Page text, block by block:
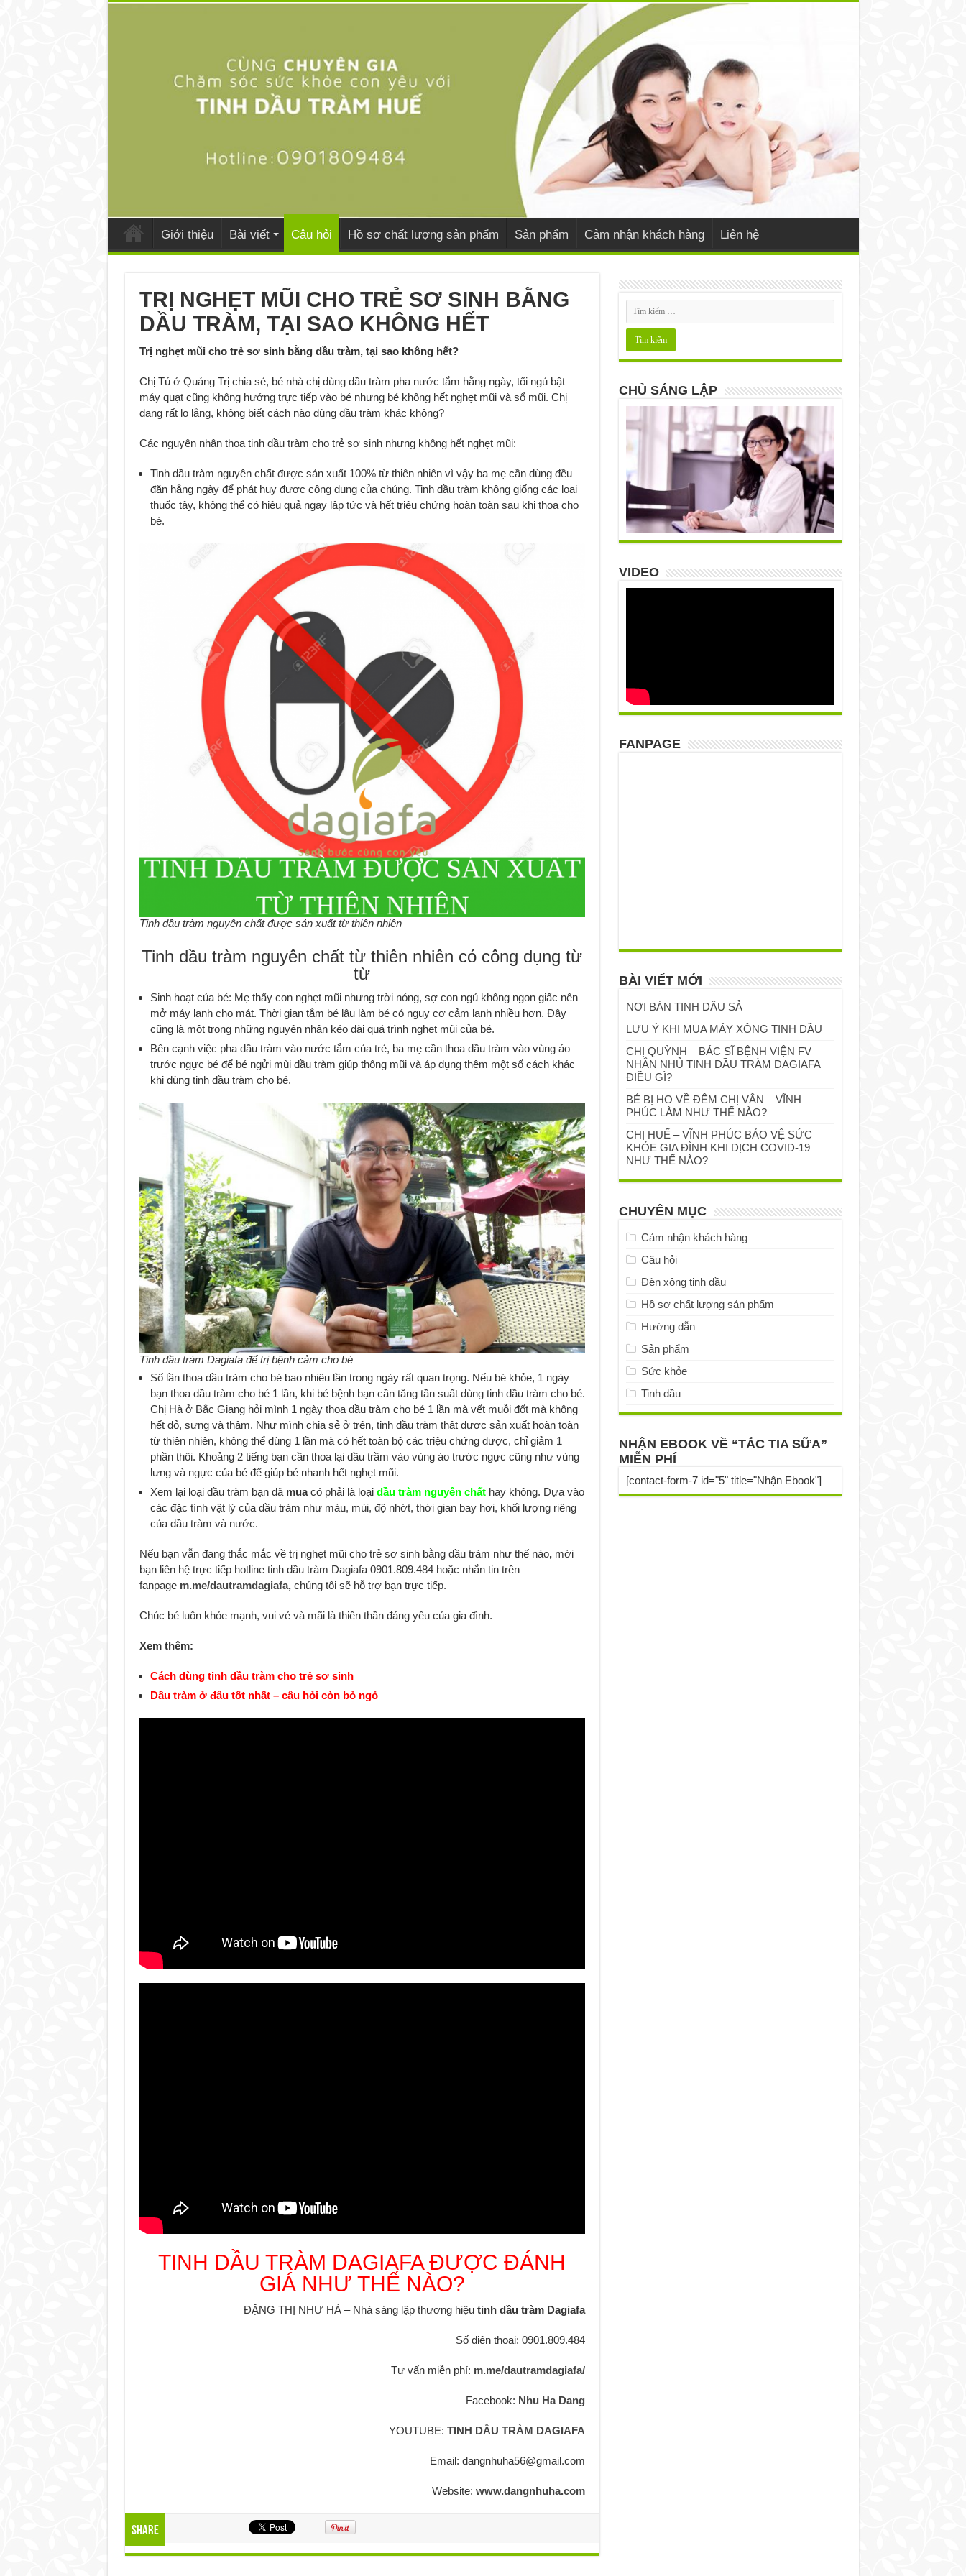
Giới thiệu Bài viết Câu hỏi Hồ sơ chất lượng sản phẩm Sản phẩm Cảm nhận khách hàng Liên hệ
TRỊ NGHẸT MŨI CHO TRẺ SƠ SINH BẰNG
DẦU TRÀM, TẠI SAO KHÔNG HẾT
Trị nghẹt mũi cho trẻ sơ sinh bằng dầu tràm, tại sao không hết?
Chị Tú ở Quảng Trị chia sẻ, bé nhà chị dùng dầu tràm pha nước tắm hằng ngày, tối ngủ bật
máy quạt cũng không hướng trực tiếp vào bé nhưng bé không hết nghẹt mũi và sổ mũi. Chị
đang rất lo lắng, không biết cách nào dùng dầu tràm khác không?
Các nguyên nhân thoa tinh dầu tràm cho trẻ sơ sinh nhưng không hết nghẹt mũi:
Tinh dầu tràm nguyên chất được sản xuất 100% từ thiên nhiên vì vậy ba mẹ cần dùng đều
đặn hằng ngày để phát huy được công dụng của chúng. Tinh dầu tràm không giống các loại
thuốc tây, không thể có hiệu quả ngay lập tức và hết triệu chứng hoàn toàn sau khi thoa cho
bé.
Tinh dầu tràm nguyên chất được sản xuất từ thiên nhiên
Tinh dầu tràm nguyên chất từ thiên nhiên có công dụng từ
từ
Sinh hoạt của bé: Mẹ thấy con nghẹt mũi nhưng trời nóng, sợ con ngủ không ngon giấc nên
mở máy lạnh cho mát. Thời gian tắm bé lâu làm bé có nguy cơ cảm lạnh nhiều hơn. Đây
cũng là một trong những nguyên nhân kéo dài quá trình nghẹt mũi của bé.
Bên cạnh việc pha dầu tràm vào nước tắm của trẻ, ba mẹ cần thoa dầu tràm vào vùng áo
trước ngực bé để bé ngửi mùi dầu tràm giúp thông mũi và áp dụng thêm một số cách khác
khi dùng tinh dầu tràm cho bé.
Tinh dầu tràm Dagiafa để trị bệnh cảm cho bé
Số lần thoa dầu tràm cho bé bao nhiêu lần trong ngày rất quan trọng. Nếu bé khỏe, 1 ngày
bạn thoa dầu tràm cho bé 1 lần, khi bé bệnh bạn cần tăng tần suất dùng tinh dầu tràm cho bé.
Chị Hà ở Bắc Giang hỏi mình 1 ngày thoa dầu tràm cho bé 1 lần mà vết muỗi đốt mà không
hết đỏ, sưng và thâm. Như mình chia sẻ ở trên, tinh dầu tràm thật được sản xuất hoàn toàn
từ thiên nhiên, không thể dùng 1 lần mà có hết toàn bộ các triệu chứng được, chỉ giảm 1
phần thôi. Khoảng 2 tiếng bạn cần thoa lại dầu trầm vào vùng áo trước ngực cũng như vùng
lưng và ngực của bé để giúp bé nhanh hết nghẹt mũi.
Xem lại loại dầu tràm bạn đã muacó phải là loại dầu tràm nguyên chất hay không. Dựa vào
các đặc tính vật lý của dầu tràm như màu, mùi, độ nhớt, thời gian bay hơi, khối lượng riêng
của dầu tràm và nước.
Nếu bạn vẫn đang thắc mắc về trị nghẹt mũi cho trẻ sơ sinh bằng dầu tràm như thế nào,mời
bạn liên hệ trực tiếp hotline tinh dầu tràm Dagiafa 0901.809.484 hoặc nhắn tin trên
fanpage m.me/dautramdagiafa, chúng tôi sẽ hỗ trợ bạn trực tiếp.
Chúc bé luôn khỏe mạnh, vui vẻ và mãi là thiên thần đáng yêu của gia đình.
Xem thêm:
Cách dùng tinh dầu tràm cho trẻ sơ sinh
Dầu tràm ở đâu tốt nhất – câu hỏi còn bỏ ngỏ
TINH DẦU TRÀM DAGIAFA ĐƯỢC ĐÁNH
GIÁ NHƯ THẾ NÀO?
ĐẶNG THỊ NHƯ HÀ – Nhà sáng lập thương hiệu tinh dầu tràm Dagiafa
Số điện thoại: 0901.809.484
Tư vấn miễn phí: m.me/dautramdagiafa/
Facebook: Nhu Ha Dang
YOUTUBE: TINH DẦU TRÀM DAGIAFA
Email: dangnhuha56@gmail.com
Website: www.dangnhuha.com
Share
CHỦ SÁNG LẬP
VIDEO
FANPAGE
BÀI VIẾT MỚI
NƠI BÁN TINH DẦU SẢ
LƯU Ý KHI MUA MÁY XÔNG TINH DẦU
CHỊ QUỲNH – BÁC SĨ BỆNH VIỆN FV
NHẮN NHỦ TINH DẦU TRÀM DAGIAFA
ĐIỀU GÌ?
BÉ BỊ HO VỀ ĐÊM CHỊ VÂN – VĨNH
PHÚC LÀM NHƯ THẾ NÀO?
CHỊ HUẾ – VĨNH PHÚC BẢO VỆ SỨC
KHỎE GIA ĐÌNH KHI DỊCH COVID-19
NHƯ THẾ NÀO?
CHUYÊN MỤC
Cảm nhận khách hàng
Câu hỏi
Đèn xông tinh dầu
Hồ sơ chất lượng sản phẩm
Hướng dẫn
Sản phẩm
Sức khỏe
Tinh dầu
NHẬN EBOOK VỀ “TẮC TIA SỮA”
MIỄN PHÍ
[contact-form-7 id="5" title="Nhận Ebook"]